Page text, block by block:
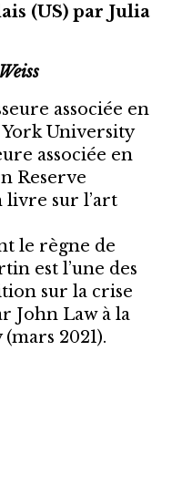
(US) par Julia
associée en
York University
associée en
Reserve
sur l’art
le règne de
est l’une des
sur la crise
John Law à la
2021).